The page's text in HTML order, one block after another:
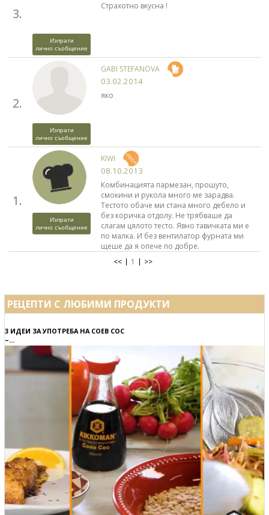
3.
Изпрати
лично съобщение
Страхотно вкусна !
2.
Изпрати
лично съобщение
GABI STEFANOVA
03.02.2014
яко
1.
Изпрати
лично съобщение
KIWI
08.10.2013
Комбинацията пармезан, прошуто,
смокини и рукола много ме зарадва.
Тестото обаче ми стана много дебело и
без коричка отдолу. Не трябваше да
слагам цялото тесто. Явно тавичката ми е
по малка. И без вентилатор фурната ми
щеше да я опече по добре.
<<
1 >>
РЕЦЕПТИ С ЛЮБИМИ ПРОДУКТИ
3 ИДЕИ ЗА УПОТРЕБА НА СОЕВ СОС
–...